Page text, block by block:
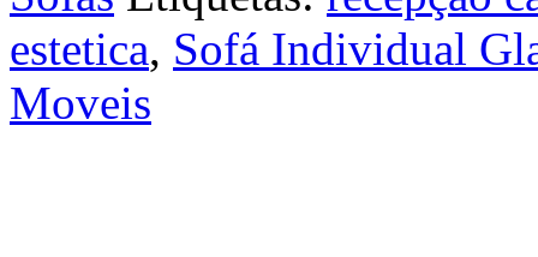
estetica, Sofá Individual
Moveis